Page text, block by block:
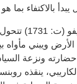
يبدأ بالاكتفاء
في رواية
الأرض ويبني مأواه
ونزعة
ينقذه